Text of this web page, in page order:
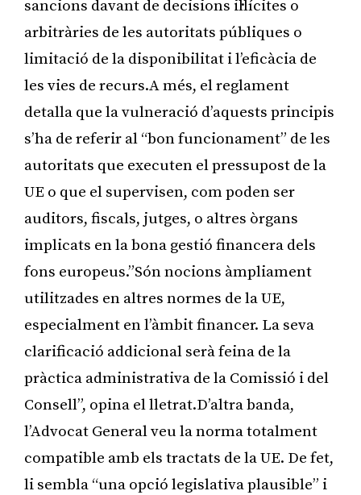
sancions davant de decisions il·lícites o
arbitràries de les autoritats públiques o
limitació de la disponibilitat i l’eficàcia de
les vies de recurs.A més, el reglament
detalla que la vulneració d’aquests principis
s’ha de referir al “bon funcionament” de les
autoritats que executen el pressupost de la
UE o que el supervisen, com poden ser
auditors, fiscals, jutges, o altres òrgans
implicats en la bona gestió financera dels
fons europeus.”Són nocions àmpliament
utilitzades en altres normes de la UE,
especialment en l’àmbit financer. La seva
clarificació addicional serà feina de la
pràctica administrativa de la Comissió i del
Consell”, opina el lletrat.D’altra banda,
l’Advocat General veu la norma totalment
compatible amb els tractats de la UE. De fet,
li sembla “una opció legislativa plausible” i